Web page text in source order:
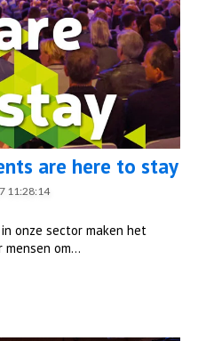
are here to stay
11:28:14
onze sector maken het
om...